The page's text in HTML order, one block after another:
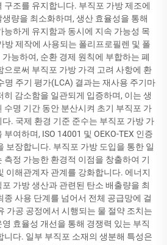
구조를 유지합니다. 부직포 가방 제조에
량을 최소화하며, 생산 효율성을 통해
능하게 유지함과 동시에 지속 가능성 목
방 제작에 사용되는 폴리프로필렌 및 폴
능하여, 순환 경제 원칙에 부합하는 폐
으로써 부직포 가방 가격 고려 사항에 환
명 주기 평가(LCA) 결과는 재사용 주기마
히 감소함을 일관되게 입증하며, 이는 생
수명 기간 동안 분산시켜 초기 부직포 가
. 국제 환경 기준 준수는 부직포 가방 가
여하며, ISO 14001 및 OEKO-TEX 인증
보장합니다. 부직포 가방 도입을 통한 일
측정 가능한 환경적 이점을 창출하여 기
이해관계자 관계를 강화합니다. 에너지
가방 생산과 관련된 탄소 배출량을 최
종 사용 단계를 넘어서 전체 공급망에 걸
가공 공정에서 시행되는 물 절약 조치는
효율성 개선을 통해 경쟁력 있는 부직
니다. 일부 부직포 소재의 생분해 특성은